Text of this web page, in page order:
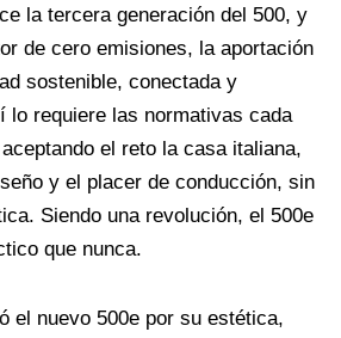
la tercera generación del 500, y
de cero emisiones, la aportación
sostenible, conectada y
lo requiere las normativas cada
el reto la casa italiana,
y el placer de conducción, sin
Siendo una revolución, el 500e
que nunca.
el nuevo 500e por su estética,